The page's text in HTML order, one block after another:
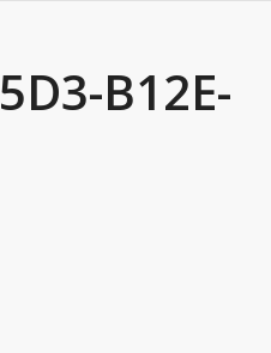
B12E-